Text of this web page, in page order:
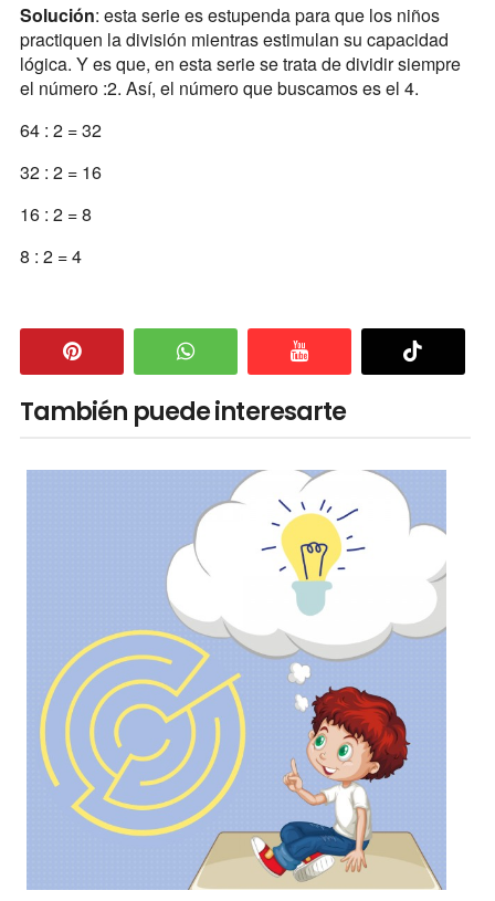
Solución: esta serie es estupenda para que los niños
practiquen la división mientras estimulan su capacidad
lógica. Y es que, en esta serie se trata de dividir siempre
el número :2. Así, el número que buscamos es el 4.
64 : 2 = 32
32 : 2 = 16
16 : 2 = 8
8 : 2 = 4
También puede interesarte